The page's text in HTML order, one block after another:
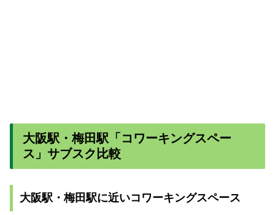
大阪駅・梅田駅「コワーキングスペー
ス」サブスク比較
大阪駅・梅田駅に近いコワーキングスペース